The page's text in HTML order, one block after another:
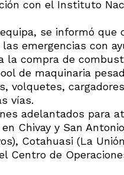
con el Instituto
se informó
emergencias con
la compra de
de maquinaria
volquetes,
vías.
adelantados para
Chivay y San
Cotahuasi (La
Centro de